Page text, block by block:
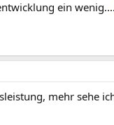
ein wenig....
mehr sehe